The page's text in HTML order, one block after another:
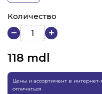
Количество
118 mdl
Цены и ассортимент в интернет-
отличаться